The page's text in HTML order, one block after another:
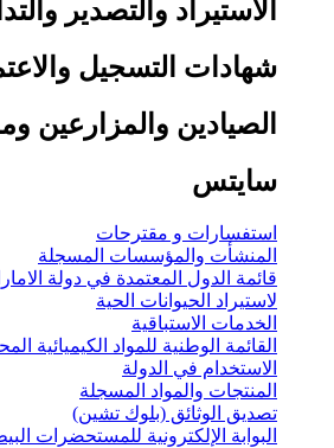
الاستيراد والتصدير
شهادات التسجيل
الصيادين والمزارعين
سايتس
استفسارات و مقترحات
المنشأت والمؤسسات المسجلة
قائمة الدول المعتمدة في دولة
لاستيراد الحيوانات الحية
الخدمات الاستباقية
القائمة الوطنية للمواد الكيميائية
الاستخدام في الدولة
المنتجات والمواد المسجلة
تصديق الوثائق (بلوك تشين)
البوابة الإلكترونية للمستحضرات